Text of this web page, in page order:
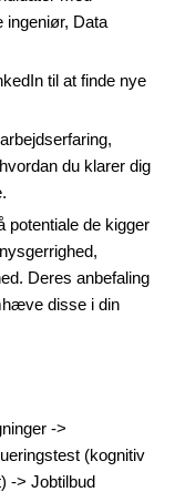
ingeniør, Data
til at finde nye
du klarer dig
potentiale de kigger
Deres anbefaling
disse i din
->
(kognitiv
-> Jobtilbud